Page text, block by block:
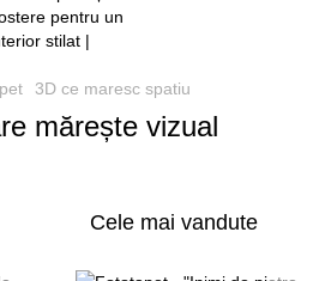
3D ce maresc spatiu
mărește vizual
Cele mai vandute